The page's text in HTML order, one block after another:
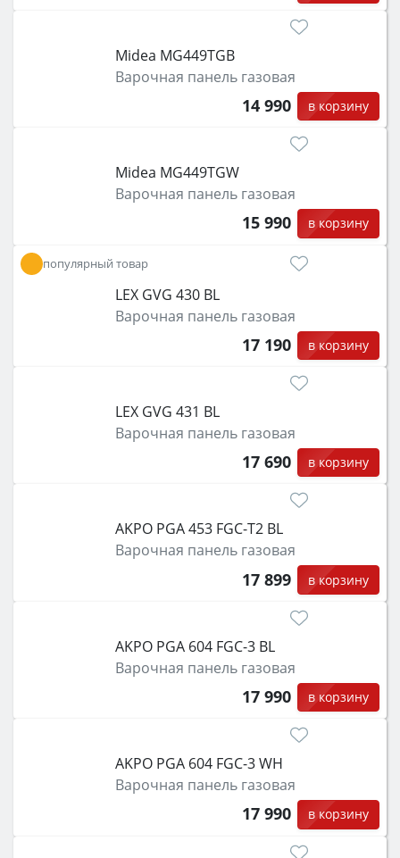
Midea MG449TGB
Варочная панель газовая
14 990 в корзину
Midea MG449TGW
Варочная панель газовая
15 990 в корзину
популярный товар
LEX GVG 430 BL
Варочная панель газовая
17 190 в корзину
LEX GVG 431 BL
Варочная панель газовая
17 690 в корзину
AKPO PGA 453 FGC-T2 BL
Варочная панель газовая
17 899 в корзину
AKPO PGA 604 FGC-3 BL
Варочная панель газовая
17 990 в корзину
AKPO PGA 604 FGC-3 WH
Варочная панель газовая
17 990 в корзину